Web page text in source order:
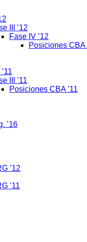
III ’12
Fase IV ’12
Posiciones CBA
III ’11
Posiciones CBA ’11
’16
’12
’11